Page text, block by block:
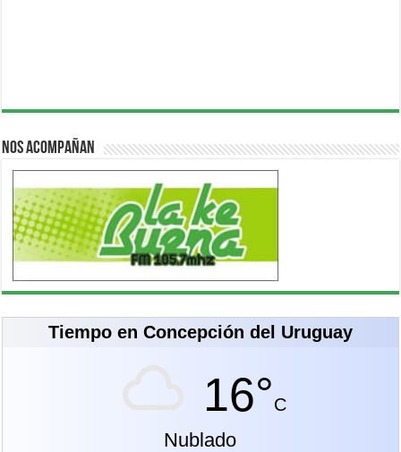
Nos acompañan
Tiempo en Concepción del Uruguay
16°C
Nublado